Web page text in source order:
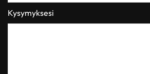
Kysymyksesi